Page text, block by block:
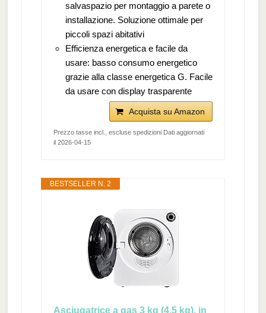
salvaspazio per montaggio a parete o
installazione. Soluzione ottimale per
piccoli spazi abitativi
Efficienza energetica e facile da
usare: basso consumo energetico
grazie alla classe energetica G. Facile
da usare con display trasparente
Acquista su Amazon
Prezzo tasse incl., escluse spedizioni Dati aggiornati
il 2026-04-15
BESTSELLER N. 2
Asciugatrice a gas 3 kg (4,5 kg), in